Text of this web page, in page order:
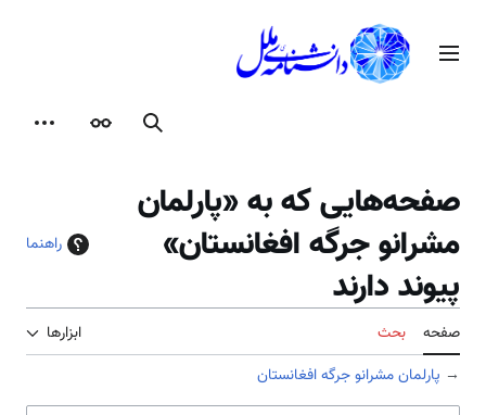
محتوامنوی اصلی
جستجوظاهر
صفحه‌هایی که به «پارلمان
مشرانو جرگه افغانستان»
پیوند دارند
راهنما
صفحه بحث
ابزارها
→ پارلمان مشرانو جرگه افغانستان